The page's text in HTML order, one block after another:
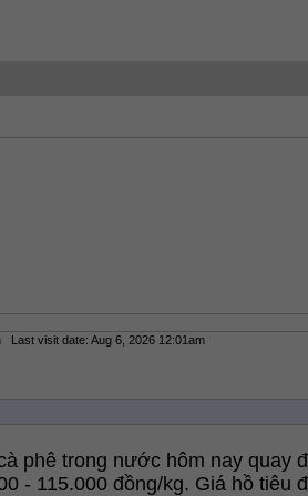
visit date: Aug 6, 2026 12:01am
phê trong nước hôm nay quay
- 115.000 đồng/kg. Giá hồ tiêu